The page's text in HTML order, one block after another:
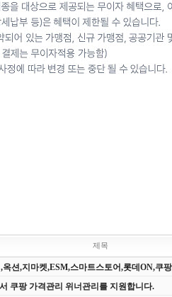
제목
옥션,지마켓,ESM,스마트스토어,롯데ON,쿠
쿠팡 가격관리 위너관리를 지원합니다.